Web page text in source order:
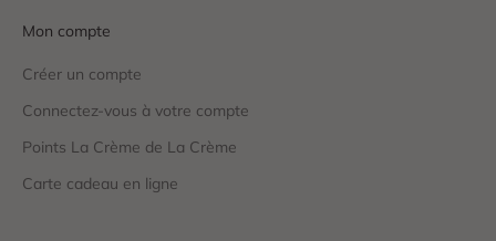
Mon compte
Créer un compte
Connectez-vous à votre compte
Points La Crème de La Crème
Carte cadeau en ligne